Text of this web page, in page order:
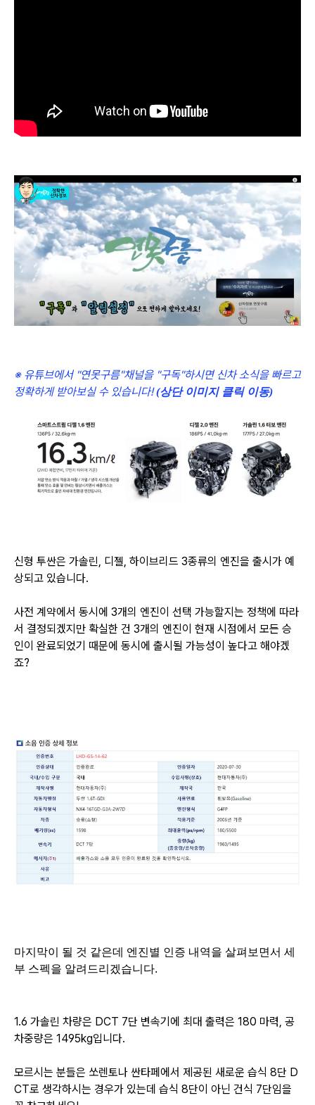
※ 유튜브에서 "연못구름"채널을 "구독"하시면 신차 소식을 빠르고
정확하게 받아보실 수 있습니다!(상단 이미지 클릭 이동)
신형 투싼은 가솔린, 디젤, 하이브리드 3종류의 엔진을 출시가 예
상되고 있습니다.
사전 계약에서 동시에 3개의 엔진이 선택 가능할지는 정책에 따라
서 결정되겠지만 확실한 건 3개의 엔진이 현재 시점에서 모든 승
인이 완료되었기 때문에 동시에 출시될 가능성이 높다고 해야겠
죠?
마지막이 될 것 같은데 엔진별 인증 내역을 살펴보면서 세
부 스펙을 알려드리겠습니다.
1.6 가솔린 차량은 DCT 7단 변속기에 최대 출력은 180 마력, 공
차중량은 1495kg입니다.
모르시는 분들은 쏘렌토나 싼타페에서 제공된 새로운 습식 8단 D
CT로 생각하시는 경우가 있는데 습식 8단이 아닌 건식 7단임을